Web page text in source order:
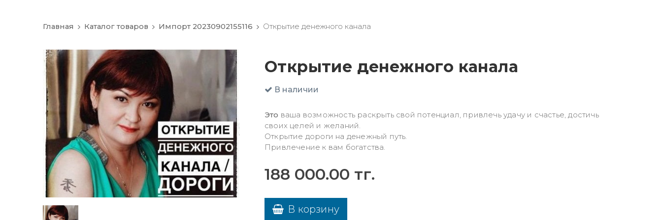
Главная Каталог товаров Импорт 20230902155116 Открытие денежного канала
Открытие денежного канала
В наличии
Это ваша возможность раскрыть свой потенциал, привлечь удачу и счастье, достичь
своих целей и желаний.
Открытие дороги на денежный путь.
Привлечение к вам богатства.
188 000.00 тг.
В корзину